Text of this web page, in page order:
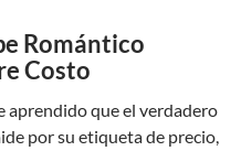
Romántico
Costo
aprendido que el verdadero
por su etiqueta de precio,